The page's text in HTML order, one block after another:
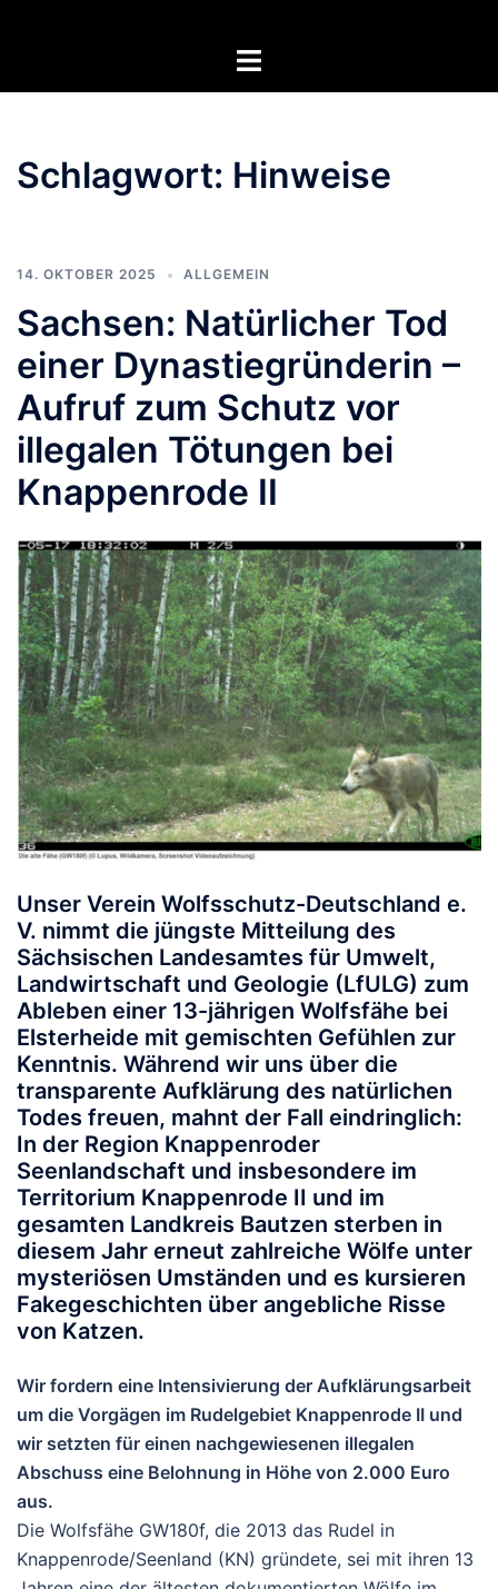
Menü
Schlagwort: Hinweise
14. OKTOBER 2025 ALLGEMEIN
Sachsen: Natürlicher Tod
einer Dynastiegründerin –
Aufruf zum Schutz vor
illegalen Tötungen bei
Knappenrode II
Unser Verein Wolfsschutz-Deutschland e.
V. nimmt die jüngste Mitteilung des
Sächsischen Landesamtes für Umwelt,
Landwirtschaft und Geologie (LfULG) zum
Ableben einer 13-jährigen Wolfsfähe bei
Elsterheide mit gemischten Gefühlen zur
Kenntnis. Während wir uns über die
transparente Aufklärung des natürlichen
Todes freuen, mahnt der Fall eindringlich:
In der Region Knappenroder
Seenlandschaft und insbesondere im
Territorium Knappenrode II und im
gesamten Landkreis Bautzen sterben in
diesem Jahr erneut zahlreiche Wölfe unter
mysteriösen Umständen und es kursieren
Fakegeschichten über angebliche Risse
von Katzen.
Wir fordern eine Intensivierung der Aufklärungsarbeit
um die Vorgägen im Rudelgebiet Knappenrode II und
wir setzten für einen nachgewiesenen illegalen
Abschuss eine Belohnung in Höhe von 2.000 Euro
aus.
Die Wolfsfähe GW180f, die 2013 das Rudel in
Knappenrode/Seenland (KN) gründete, sei mit ihren 13